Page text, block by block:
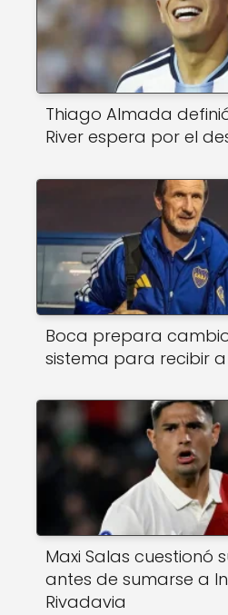
Thiago Almada
River espera por el
Boca prepara
sistema para recibir a
Maxi Salas cuestionó
antes de sumarse a
Rivadavia